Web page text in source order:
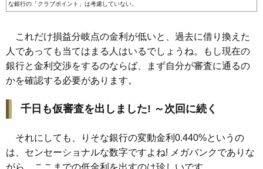
な銀行の「クラブポイント」は考慮していない。
これだけ損益分岐点の金利が低いと、過去に借り換えた
人であっても当てはまる人はいるでしょうね。もし現在の
銀行と金利交渉をするのならば、まず自分が審査に通るの
かを確認する必要があります。
千日も仮審査を出しました! ～次回に続く
それにしても、りそな銀行の変動金利0.440%というの
は、センセーショナルな数字ですよね! メガバンクでありな
がら、ここまでの低金利を出すのは珍しいです。